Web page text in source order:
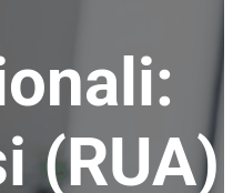
(RUA)